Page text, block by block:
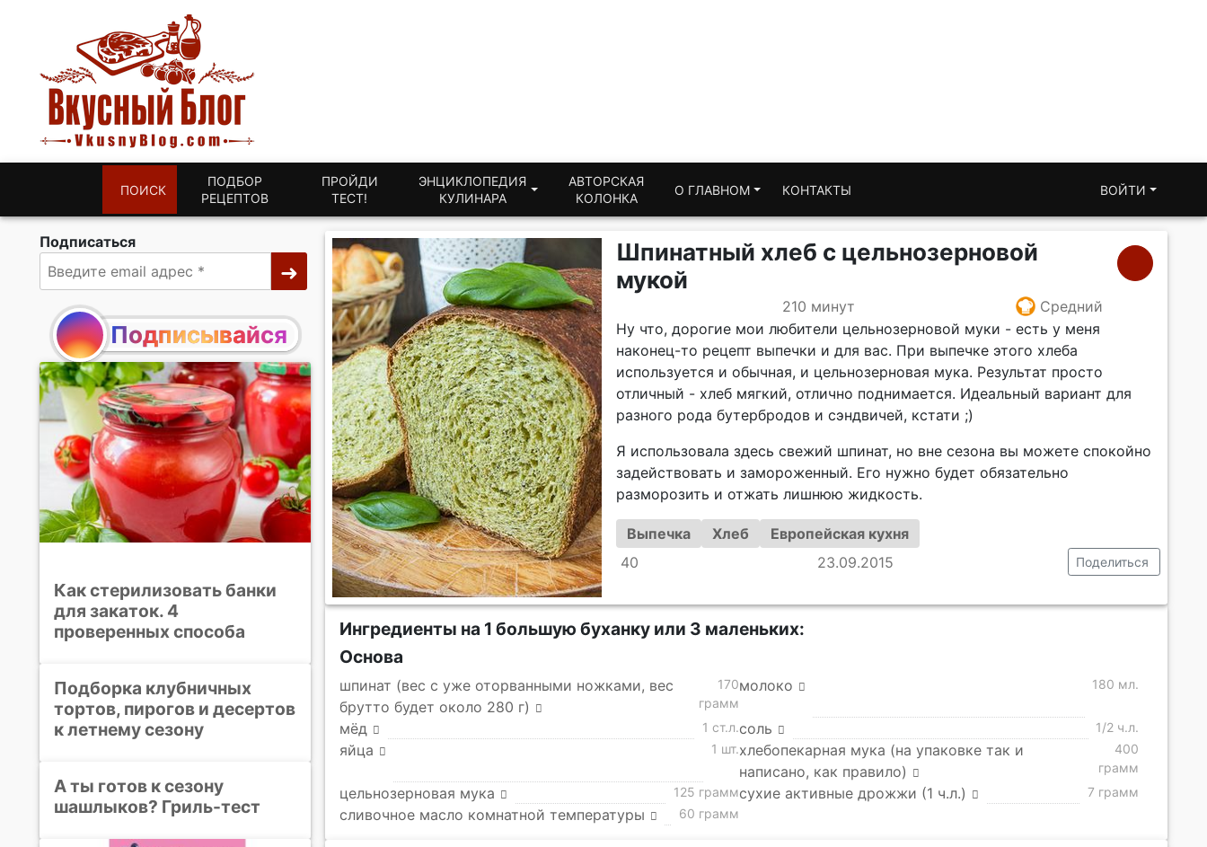
ПОИСК
ПОДБОР
РЕЦЕПТОВ
ПРОЙДИ
ТЕСТ!
ЭНЦИКЛОПЕДИЯ
КУЛИНАРА
АВТОРСКАЯ
КОЛОНКА
О ГЛАВНОМ КОНТАКТЫ ВОЙТИ
Шпинатный хлеб с цельнозерновой
мукой
210 минут
Средний
Ну что, дорогие мои любители цельнозерновой муки - есть у меня
наконец-то рецепт выпечки и для вас. При выпечке этого хлеба
используется и обычная, и цельнозерновая мука. Результат просто
отличный - хлеб мягкий, отлично поднимается. Идеальный вариант для
разного рода бутербродов и сэндвичей, кстати ;)
Я использовала здесь свежий шпинат, но вне сезона вы можете спокойно
задействовать и замороженный. Его нужно будет обязательно
разморозить и отжать лишнюю жидкость.
Выпечка Хлеб
Европейская кухня
40
23.09.2015 Поделиться
Ингредиенты на 1 большую буханку или 3 маленьких:
Основа
шпинат (вес с уже оторванными ножками, вес
брутто будет около 280 г)
170
грамм
молоко 180 мл.
мёд 1 ст.л.соль 1/2 ч.л.
яйца 1 шт.хлебопекарная мука (на упаковке так и
написано, как правило)
400
грамм
цельнозерновая мука 125 граммсухие активные дрожжи (1 ч.л.) 7 грамм
сливочное масло комнатной температуры 60 грамм
Подписаться
Подписывайся
Как стерилизовать банки
для закаток. 4
проверенных способа
Подборка клубничных
тортов, пирогов и десертов
к летнему сезону
А ты готов к сезону
шашлыков? Гриль-тест